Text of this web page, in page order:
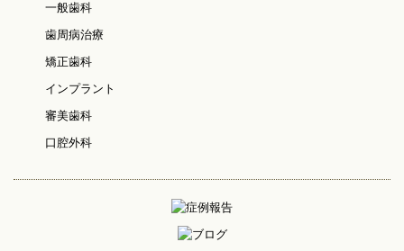
一般歯科
歯周病治療
矯正歯科
インプラント
審美歯科
口腔外科